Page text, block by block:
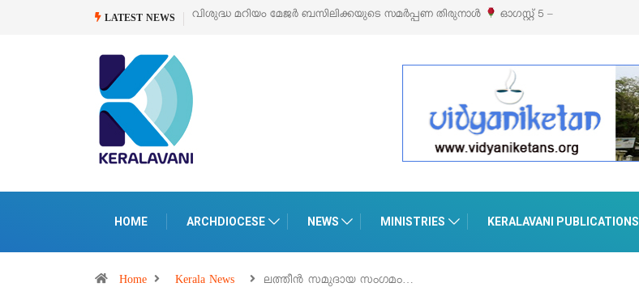
LATEST NEWS
സമർപ്പണ തിരുനാൾ ഓഗസ്റ്റ് 5 –‘പെറ്റൽസ്’ ലൈഫ് സ്റ്റൈൽ എക്സിബിഷനും സെയിലും ഓഗസ്റ്റ് 8-ന്
HOME ARCHDIOCESE NEWS MINISTRIES KERALAVANI PUBLICATIONS
Home Kerala News ലത്തീൻ സമുദായ സംഗമം…